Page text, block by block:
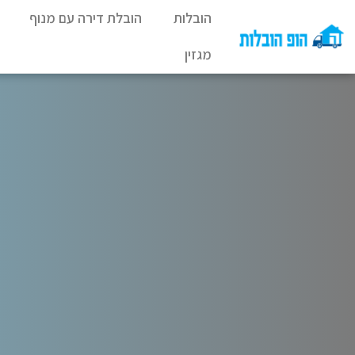
הובלות
הובלת דירה עם מנוף
מגזין